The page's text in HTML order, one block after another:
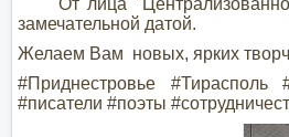
От лица "Централизованной
замечательной датой.
Желаем Вам новых, ярких
#Приднестровье
#писатели #поэты